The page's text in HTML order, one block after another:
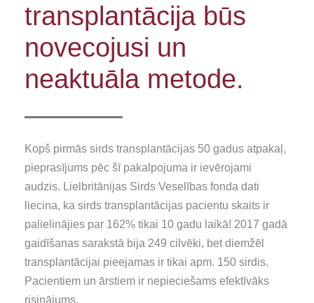
transplantācija būs
novecojusi un
neaktuāla metode.
Kopš pirmās sirds transplantācijas 50 gadus atpakaļ,
pieprasījums pēc šī pakalpojuma ir ievērojami
audzis. Lielbritānijas Sirds Veselības fonda dati
liecina, ka sirds transplantācijas pacientu skaits ir
palielinājies par 162% tikai 10 gadu laikā! 2017 gadā
gaidīšanas sarakstā bija 249 cilvēki, bet diemžēl
transplantācijai pieejamas ir tikai apm. 150 sirdis.
Pacientiem un ārstiem ir nepieciešams efektīvāks
risinājums.